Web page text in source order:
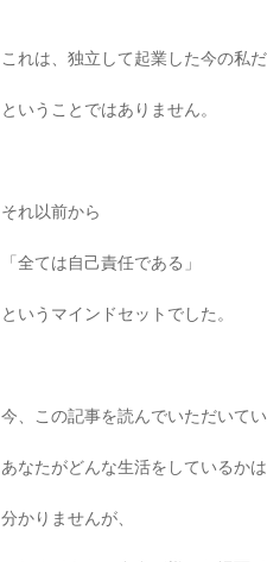
これは、独立して起業した今の私だ
ということではありません。
それ以前から
「全ては自己責任である」
というマインドセットでした。
今、この記事を読んでいただいて
あなたがどんな生活をしているかは
分かりませんが、